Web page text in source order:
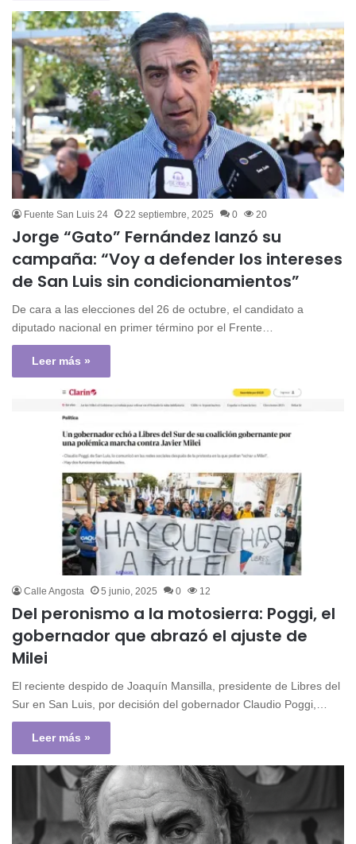
Fuente San Luis 24 22 septiembre, 2025 0 20
Jorge “Gato” Fernández lanzó su
campaña: “Voy a defender los intereses
de San Luis sin condicionamientos”
De cara a las elecciones del 26 de octubre, el candidato a
diputado nacional en primer término por el Frente…
Leer más »
Calle Angosta 5 junio, 2025 0 12
Del peronismo a la motosierra: Poggi, el
gobernador que abrazó el ajuste de
Milei
El reciente despido de Joaquín Mansilla, presidente de Libres del
Sur en San Luis, por decisión del gobernador Claudio Poggi,…
Leer más »